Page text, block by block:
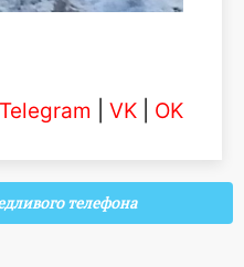
Telegram VK OK
телефона